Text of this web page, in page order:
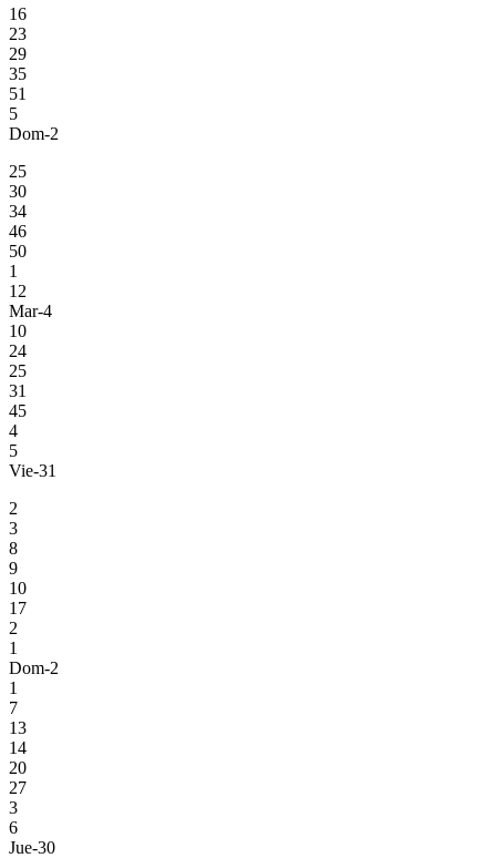
16
23
29
35
51
5
Dom-2
25
30
34
46
50
1
12
Mar-4
10
24
25
31
45
4
5
Vie-31
2
3
8
9
10
17
2
1
Dom-2
1
7
13
14
20
27
3
6
Jue-30